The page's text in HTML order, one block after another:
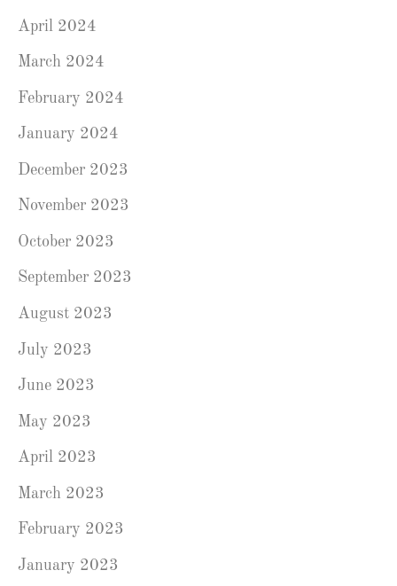
April 2024
March 2024
February 2024
January 2024
December 2023
November 2023
October 2023
September 2023
August 2023
July 2023
June 2023
May 2023
April 2023
March 2023
February 2023
January 2023